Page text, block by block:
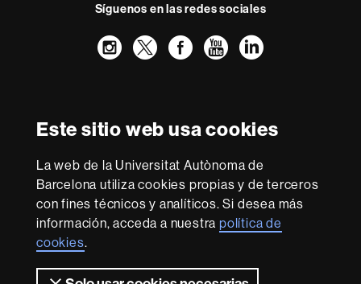
Este sitio web usa cookies
La web de la Universitat Autònoma de
Barcelona utiliza cookies propias y de terceros
con fines técnicos y analíticos. Si desea más
información, acceda a nuestrapolítica de
cookies.
Síguenos en las redes sociales
Instagram
TwitterFacebook
Youtube
LinkedIn
Excellence
Research
-
Euraxess
Con la financiación de
Sobre
esta